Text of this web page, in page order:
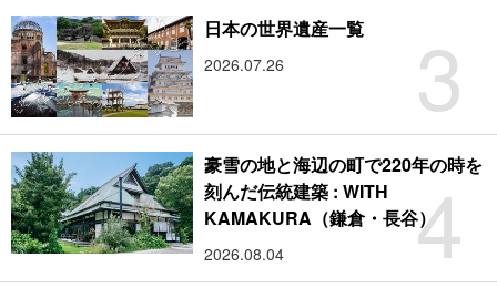
3
日本の世界遺産一覧
2026.07.26
4
豪雪の地と海辺の町で220年の時を
刻んだ伝統建築 : WITH
KAMAKURA（鎌倉・長谷）
2026.08.04